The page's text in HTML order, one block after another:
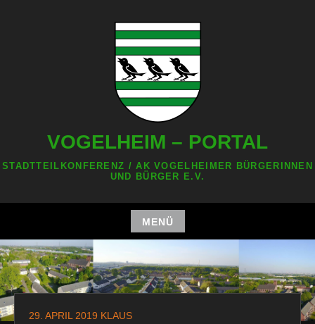
VOGELHEIM – PORTAL
STADTTEILKONFERENZ / AK VOGELHEIMER BÜRGERINNEN
UND BÜRGER E.V.
MENÜ
Zum
Inhalt
springen
29. APRIL 2019 KLAUS